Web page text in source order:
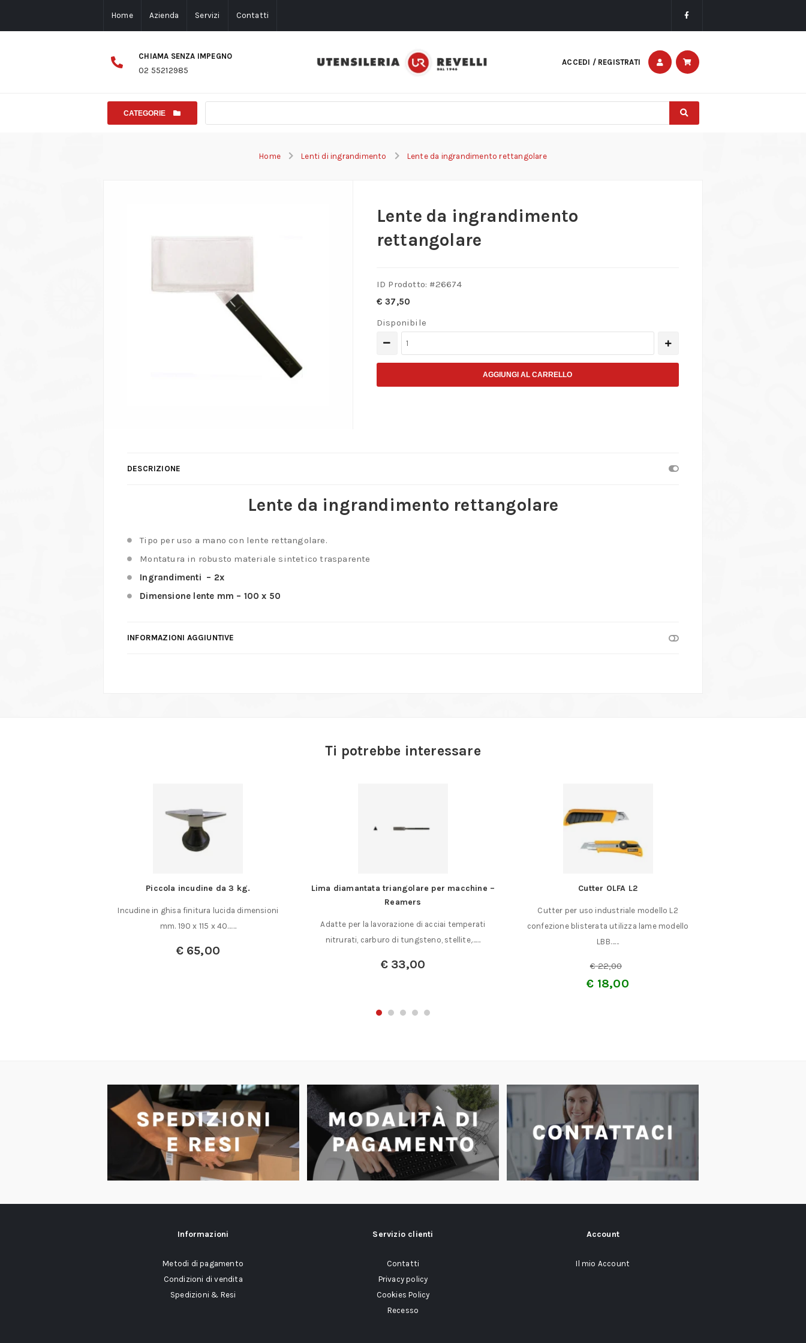
Home Azienda Servizi Contatti
CHIAMA SENZA IMPEGNO
02 55212985
ACCEDI / REGISTRATI
CATEGORIE
Home Lenti di ingrandimento Lente da ingrandimento rettangolare
Lente da ingrandimento
rettangolare
ID Prodotto: #26674
€ 37,50
Disponibile
Lente
AGGIUNGI AL CARRELLO
DESCRIZIONE
Lente da ingrandimento rettangolare
Tipo per uso a mano con lente rettangolare.
Montatura in robusto materiale sintetico trasparente
Ingrandimenti – 2x
Dimensione lente mm – 100 x 50
INFORMAZIONI AGGIUNTIVE
Ti potrebbe interessare
Piccola incudine da 3 kg.
Incudine in ghisa finitura lucida dimensioni
mm. 190 x 115 x 40……
€65,00
Lima diamantata triangolare per macchine –
Reamers
Adatte per la lavorazione di acciai temperati
nitrurati, carburo di tungsteno, stellite,……
€33,00
Cutter OLFA L2
Cutter per uso industriale modello L2
confezione blisterata utilizza lame modello
LBB……
€22,00
€ 18,00
Informazioni
Metodi di pagamento
Condizioni di vendita
Spedizioni & Resi
Servizio clienti
Contatti
Privacy policy
Cookies Policy
Recesso
Account
Il mio Account